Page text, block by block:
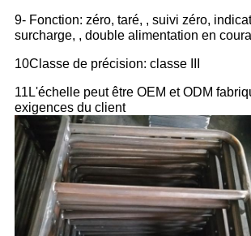
9- Fonction: zéro, taré, , suivi zéro,
surcharge, , double alimentation en
10Classe de précision: classe III
11L'échelle peut être OEM et ODM
exigences du client